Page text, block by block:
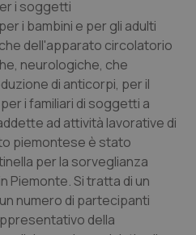
di Bolzano
di Trento
Rettocolite Ulcerosa
neurodegenerative
i soggetti
i bambini e per gli adulti
dell'apparato circolatorio
neurologiche, che
di anticorpi, per il
i familiari di soggetti a
ad attività lavorative di
piemontese è stato
per la sorveglianza
Piemonte. Si tratta di un
numero di partecipanti
della